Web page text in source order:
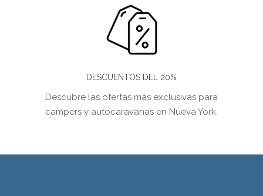
DESCUENTOS DEL 20%
Descubre las ofertas más exclusivas para
campers y autocaravanas en Nueva York.